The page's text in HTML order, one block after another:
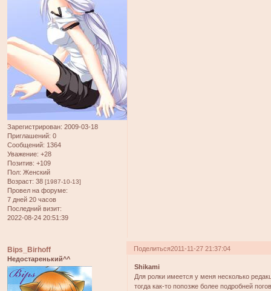
Зарегистрирован: 2009-03-18
Приглашений: 0
Сообщений: 1364
Уважение: +28
Позитив: +109
Пол: Женский
Возраст: 38 [1987-10-13]
Провел на форуме:
7 дней 20 часов
Последний визит:
2022-08-24 20:51:39
Поделиться2011-11-27 21:37:04
Bips_Birhoff
Недостаренький^^
Shikami
Для ролки имеется у меня несколько
тогда как-то попозже более подробней